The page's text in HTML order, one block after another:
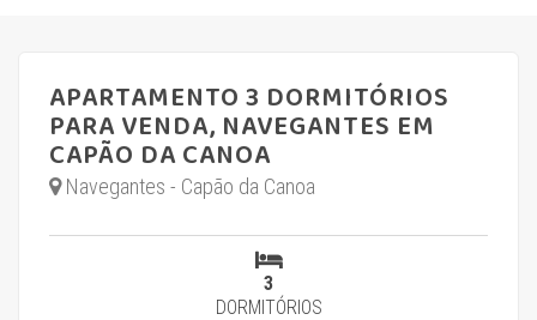
APARTAMENTO 3 DORMITÓRIOS
PARA VENDA, NAVEGANTES EM
CAPÃO DA CANOA
Navegantes - Capão da Canoa
3
DORMITÓRIOS